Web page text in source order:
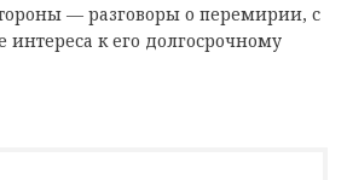
— разговоры о перемирии, с
интереса к его долгосрочному